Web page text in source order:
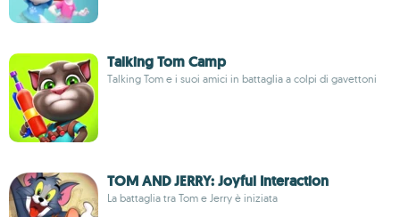
Talking Tom Camp
Talking Tom e i suoi amici in battaglia a colpi di gavettoni
TOM AND JERRY: Joyful Interaction
La battaglia tra Tom e Jerry è iniziata